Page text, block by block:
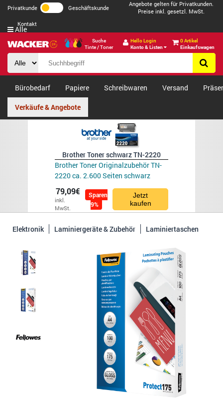
Privatkunde Geschäftskunde
Angebote gelten für Privatkunden.
Preise inkl. gesetzl. MwSt.
Kontakt
Suche
Tinte / Toner
Hello Login
Konto & Listen
0 Artikel
Einkaufswagen
Alle
Bürobedarf Papiere Schreibwaren Versand
Verkäufe & Angebote
Brother Toner schwarz TN-2220
Brother Toner Originalzubehör TN-
2220 ca. 2.600 Seiten schwarz
79,09€
inkl.
MwSt.
Sparen
9%
Jetzt
kaufen
Elektronik Laminiergeräte & Zubehör Laminiertaschen